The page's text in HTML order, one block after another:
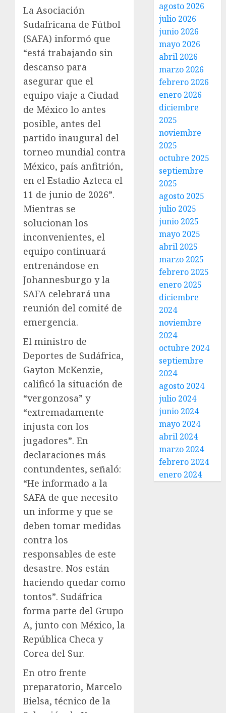
La Asociación
Sudafricana de Fútbol
(SAFA) informó que
“está trabajando sin
descanso para
asegurar que el
equipo viaje a Ciudad
de México lo antes
posible, antes del
partido inaugural del
torneo mundial contra
México, país anfitrión,
en el Estadio Azteca el
11 de junio de 2026”.
Mientras se
solucionan los
inconvenientes, el
equipo continuará
entrenándose en
Johannesburgo y la
SAFA celebrará una
reunión del comité de
emergencia.
El ministro de
Deportes de Sudáfrica,
Gayton McKenzie,
calificó la situación de
“vergonzosa” y
“extremadamente
injusta con los
jugadores”. En
declaraciones más
contundentes, señaló:
“He informado a la
SAFA de que necesito
un informe y que se
deben tomar medidas
contra los
responsables de este
desastre. Nos están
haciendo quedar como
tontos”. Sudáfrica
forma parte del Grupo
A, junto con México, la
República Checa y
Corea del Sur.
En otro frente
preparatorio, Marcelo
Bielsa, técnico de la
agosto 2026
julio 2026
junio 2026
mayo 2026
abril 2026
marzo 2026
febrero 2026
enero 2026
diciembre
2025
noviembre
2025
octubre 2025
septiembre
2025
agosto 2025
julio 2025
junio 2025
mayo 2025
abril 2025
marzo 2025
febrero 2025
enero 2025
diciembre
2024
noviembre
2024
octubre 2024
septiembre
2024
agosto 2024
julio 2024
junio 2024
mayo 2024
abril 2024
marzo 2024
febrero 2024
enero 2024